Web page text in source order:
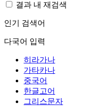
결과 내 재검색
인기 검색어
다국어 입력
히라가나
가타카나
중국어
한글고어
그리스문자